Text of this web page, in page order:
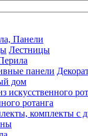
Панели
Лестницы
дом
ротанга
комплекты с